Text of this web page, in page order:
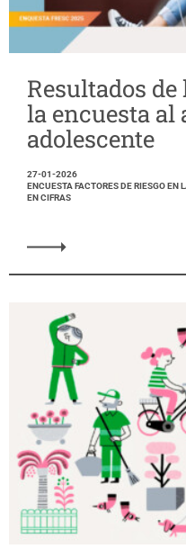
Resultados
la encuesta al
adolescente
27-01-2026
ENCUESTA FACTORES DE RIESGO
EN CIFRAS